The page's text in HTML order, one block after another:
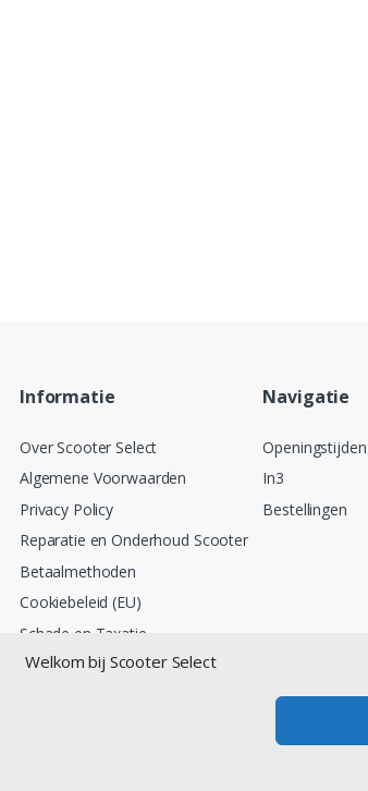
Welkom bij Scooter Select
Informatie
Over Scooter Select
Algemene Voorwaarden
Privacy Policy
Reparatie en Onderhoud Scooter
Betaalmethoden
Cookiebeleid (EU)
Schade en Taxatie
Lease
Navigatie
Openingstijden
In3
Bestellingen